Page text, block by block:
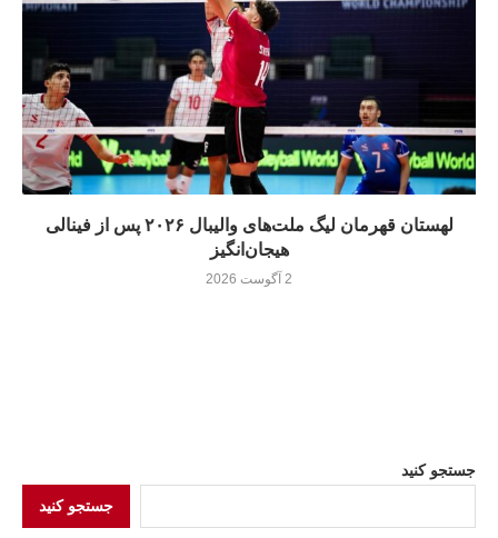
لهستان قهرمان لیگ ملت‌های والیبال ۲۰۲۶ پس از فینالی
هیجان‌انگیز
2 آگوست 2026
جستجو کنید
جستجو کنید